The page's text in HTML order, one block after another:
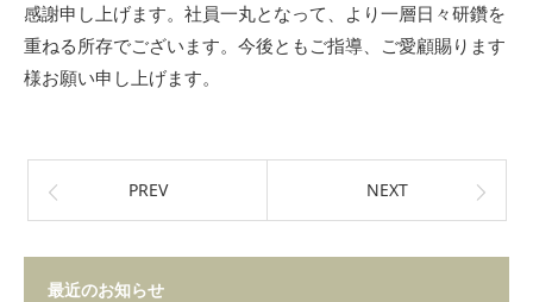
感謝申し上げます。社員一丸となって、より一層日々研鑽を
重ねる所存でございます。今後ともご指導、ご愛顧賜ります
様お願い申し上げます。
PREV NEXT
最近のお知らせ